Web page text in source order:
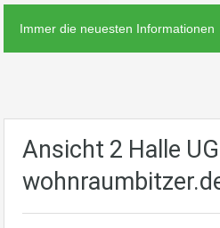
Immer die neuesten Informationen
Ansicht 2 Halle UG